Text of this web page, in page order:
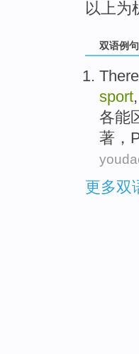
以上为
双语例句
sport,
各能
著 ，
更多双